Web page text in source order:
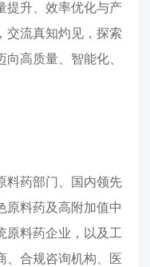
提升、效率优化与产
交流真知灼见，探索
高质量、智能化、
料药部门、国内领先
原料药及高附加值中
原料药企业，以及工
、合规咨询机构、医